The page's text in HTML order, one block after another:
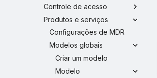
Controle de acesso
Produtos e serviços
Configurações de MDR
Modelos globais
Criar um modelo
Modelo